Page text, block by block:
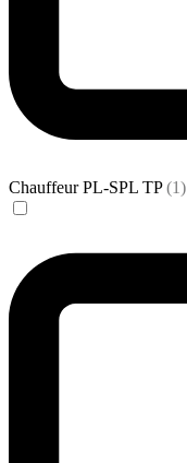
Chauffeur PL-SPL TP(1)